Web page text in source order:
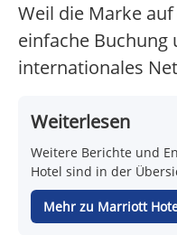
Weil die Marke
einfache Buchung
internationales
Weiterlesen
Weitere Berichte und
Hotel sind in der
Mehr zu Marriott